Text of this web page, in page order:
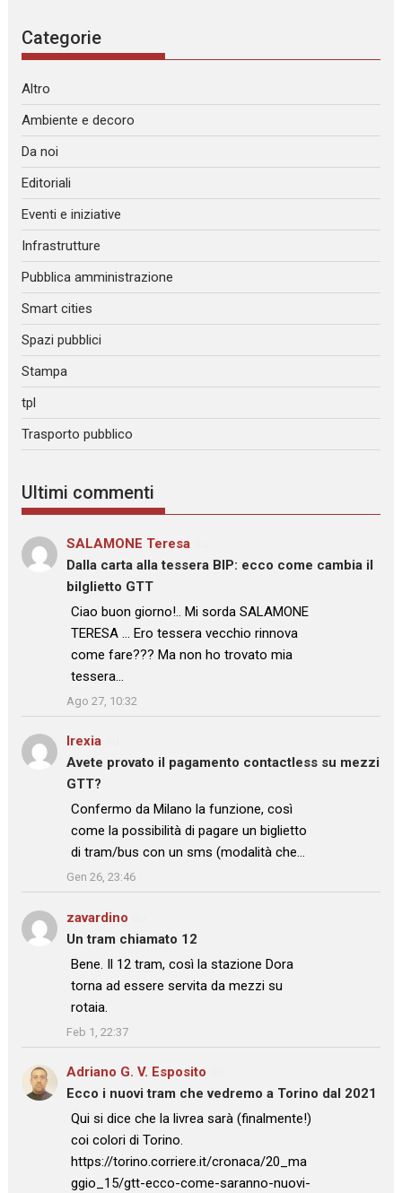
Categorie
Altro
Ambiente e decoro
Da noi
Editoriali
Eventi e iniziative
Infrastrutture
Pubblica amministrazione
Smart cities
Spazi pubblici
Stampa
tpl
Trasporto pubblico
Ultimi commenti
SALAMONE Teresa
Dalla carta alla tessera BIP: ecco come cambia il
bilglietto GTT
: “
Ciao buon giorno!.. Mi sorda SALAMONE
TERESA … Ero tessera vecchio rinnova
come fare??? Ma non ho trovato mia
tessera…
”
Ago 27, 10:32
Irexia
Avete provato il pagamento contactless su mezzi
GTT?
: “
Confermo da Milano la funzione, così
come la possibilità di pagare un biglietto
di tram/bus con un sms (modalità che…
”
Gen 26, 23:46
zavardino
Un tram chiamato 12
: “
Bene. Il 12 tram, così la stazione Dora
torna ad essere servita da mezzi su
rotaia.
”
Feb 1, 22:37
Adriano G. V. Esposito
Ecco i nuovi tram che vedremo a Torino dal 2021
: “
Qui si dice che la livrea sarà (finalmente!)
coi colori di Torino.
https://torino.corriere.it/cronaca/20_ma
ggio_15/gtt-ecco-come-saranno-nuovi-